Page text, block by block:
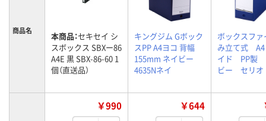
商品名 本商品：セキセイ シ
スボックス SBXー86
A4E 黒 SBX-86-60 1
個（直送品）
キングジム Gボック
スPP A4ヨコ 背幅
155mm ネイビー
4635Nネイ
ボックスフ
み立て式 A4
イド PP製
ビー セリオ
￥990 ￥644